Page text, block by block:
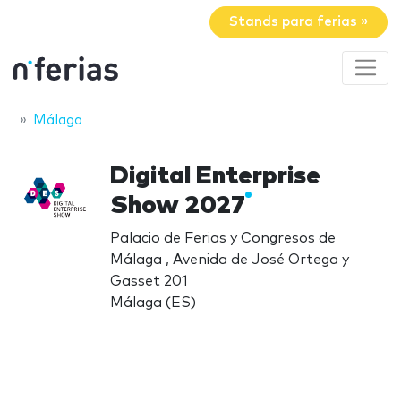
Stands para ferias »
Málaga
Digital Enterprise
Show 2027
Palacio de Ferias y Congresos de
Málaga , Avenida de José Ortega y
Gasset 201
Málaga (ES)